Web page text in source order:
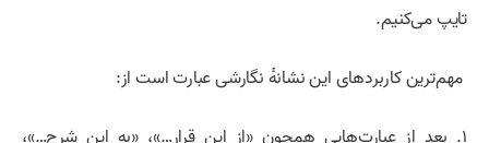
تایپ می‌کنیم.
مهم‌ترین کاربردهای این نشانهٔ نگارشی عبارت است از: